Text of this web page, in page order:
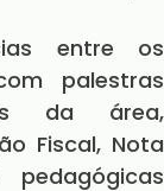
entre os
palestras
da área,
Fiscal, Nota